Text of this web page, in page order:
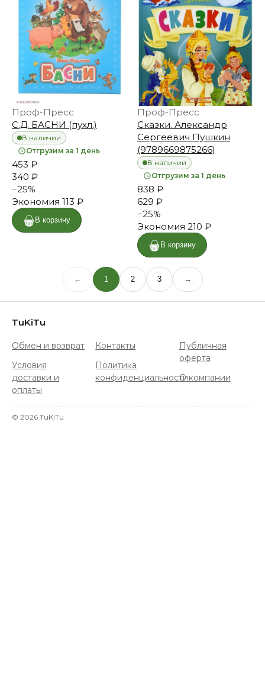
Проф-Пресс
С.Д. БАСНИ (пухл.)
В наличии
Отгрузим за 1 день
453 ₽
340 ₽
−25%
Экономия 113 ₽
В корзину
Проф-Пресс
Сказки. Александр
Сергеевич Пушкин
(9789669875266)
В наличии
Отгрузим за 1 день
838 ₽
629 ₽
−25%
Экономия 210 ₽
В корзину
← 1 2 3 →
TuKiTu
Обмен и возврат
Условия
доставки и
оплаты
Контакты
Политика
конфиденциальности
Публичная
оферта
О компании
© 2026 TuKiTu